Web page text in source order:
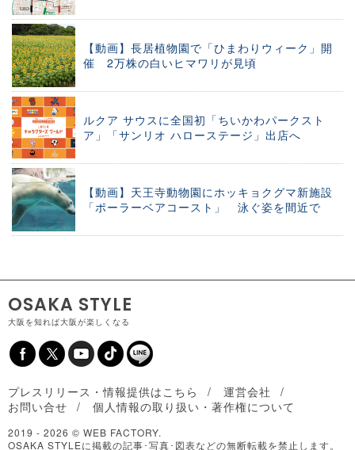
【動画】長居植物園で「ひまわりウィーク」開
催 2万株の白いヒマワリが見頃
ルクア サウスに全国初「ちいかわパークスト
ア」「サンリオ ハローステージ」出店へ
【動画】天王寺動物園にホッキョクグマ新施設
「ポーラーベアコースト」 泳ぐ姿を間近で
OSAKA STYLE
大阪を知れば大阪が楽しくなる
プレスリリース・情報提供はこちら
運営会社
お問い合せ
個人情報の取り扱い・著作権について
2019 - 2026 © WEB FACTORY.
OSAKA STYLEに掲載の記事･写真･図表などの無断転載を禁止します。